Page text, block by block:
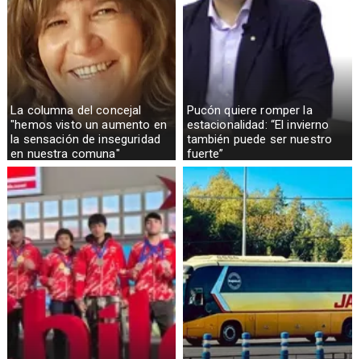
La columna del concejal
"hemos visto un aumento en
la sensación de inseguridad
en nuestra comuna"
Pucón quiere romper la
estacionalidad: “El invierno
también puede ser nuestro
fuerte”